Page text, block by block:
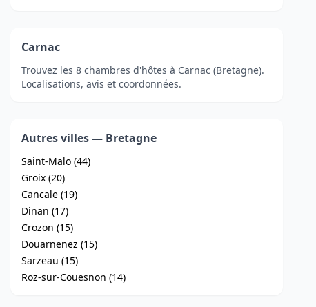
Carnac
Trouvez les 8 chambres d'hôtes à Carnac (Bretagne).
Localisations, avis et coordonnées.
Autres villes — Bretagne
Saint-Malo (44)
Groix (20)
Cancale (19)
Dinan (17)
Crozon (15)
Douarnenez (15)
Sarzeau (15)
Roz-sur-Couesnon (14)